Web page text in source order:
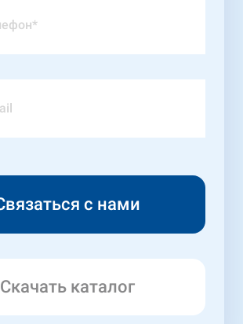
Скачать каталог